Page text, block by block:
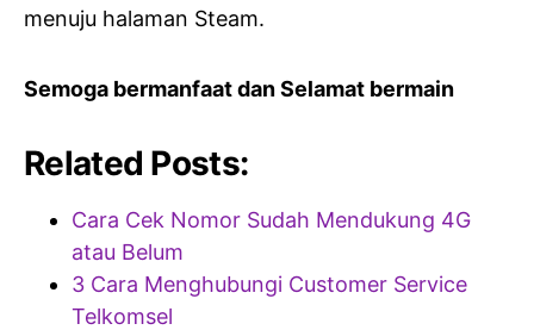
menuju halaman Steam.
Semoga bermanfaat dan Selamat bermain
Related Posts:
Cara Cek Nomor Sudah Mendukung 4G
atau Belum
3 Cara Menghubungi Customer Service
Telkomsel